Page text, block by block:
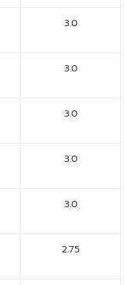
3.0
3.0
3.0
3.0
3.0
2.75